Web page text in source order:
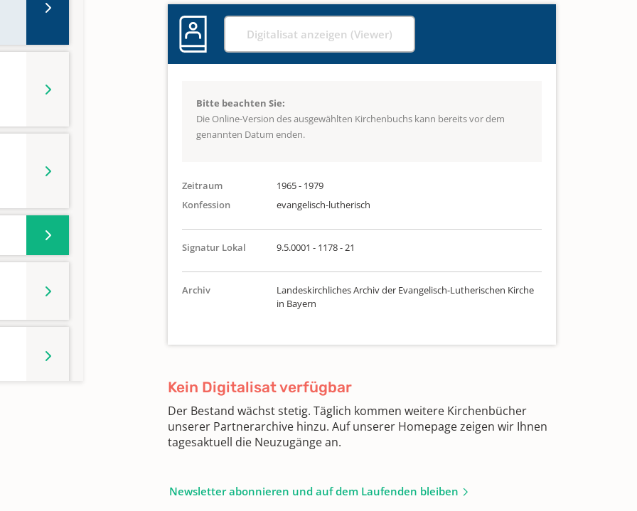
Digitalisat anzeigen (Viewer)
Bitte beachten Sie:
Die Online-Version des ausgewählten Kirchenbuchs kann bereits vor dem
genannten Datum enden.
Zeitraum
1965 - 1979
Konfession
evangelisch-lutherisch
Signatur Lokal 9.5.0001 - 1178 - 21
Archiv
Landeskirchliches Archiv der Evangelisch-Lutherischen Kirche
in Bayern
Kein Digitalisat verfügbar
Der Bestand wächst stetig. Täglich kommen weitere Kirchenbücher
unserer Partnerarchive hinzu. Auf unserer Homepage zeigen wir Ihnen
tagesaktuell die Neuzugänge an.
Newsletter abonnieren und auf dem Laufenden bleiben